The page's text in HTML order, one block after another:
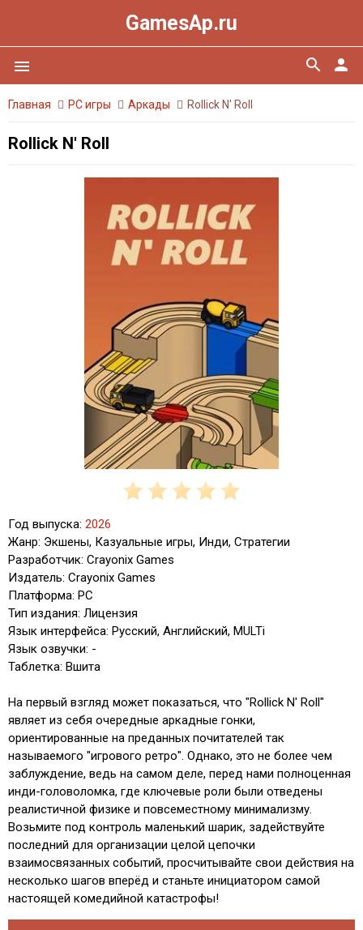
GamesAp.ru
menu person
search
Главная PC игры Аркады Rollick N' Roll
Rollick N' Roll
Год выпуска: 2026
Жанр: Экшены, Казуальные игры, Инди, Стратегии
Разработчик: Crayonix Games
Издатель: Crayonix Games
Платформа: PC
Тип издания: Лицензия
Язык интерфейса: Русский, Английский, MULTi
Язык озвучки: -
Таблетка: Вшита
На первый взгляд может показаться, что "Rollick N' Roll"
являет из себя очередные аркадные гонки,
ориентированные на преданных почитателей так
называемого "игрового ретро". Однако, это не более чем
заблуждение, ведь на самом деле, перед нами полноценная
инди-головоломка, где ключевые роли были отведены
реалистичной физике и повсеместному минимализму.
Возьмите под контроль маленький шарик, задействуйте
последний для организации целой цепочки
взаимосвязанных событий, просчитывайте свои действия на
несколько шагов вперёд и станьте инициатором самой
настоящей комедийной катастрофы!